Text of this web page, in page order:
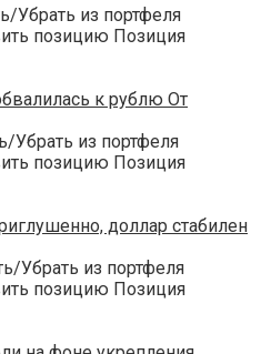
Убрать из портфеля
позицию Позиция
к рублю От
Убрать из портфеля
позицию Позиция
доллар стабилен
Убрать из портфеля
позицию Позиция